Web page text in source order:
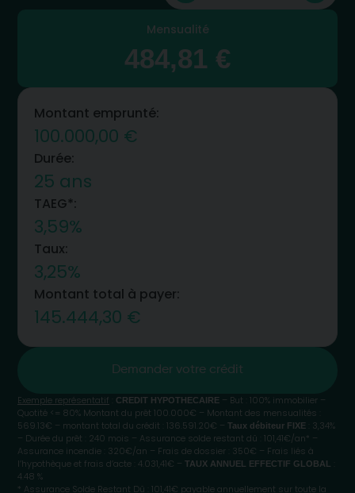
Mensualité
484,81 €
Montant emprunté:
100.000,00 €
Durée:
25 ans
TAEG*:
3,59%
Taux:
3,25%
Montant total à payer:
145.444,30 €
Demander votre crédit
Exemple représentatif CREDIT HYPOTHECAIRE – But : 100% immobilier –
Quotité <= 80% Montant du prêt 100.000€ – Montant des mensualités :
569.13€ – montant total du crédit : 136.591.20€ – Taux débiteur FIXE
: 3,34%
– Durée du prêt : 240 mois – Assurance solde restant dû : 101,41€/an* –
Assurance incendie : 320€/an – Frais de dossier : 350€ – Frais liés à
l’hypothèque et frais d’acte : 4.031,41€ – TAUX ANNUEL EFFECTIF GLOBAL
4.48 %
* Assurance Solde Restant Dû : 101,41€ payable annuellement sur toute la